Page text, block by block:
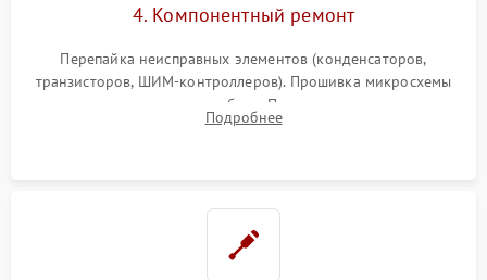
4. Компонентный ремонт
Перепайка неисправных элементов (конденсаторов,
транзисторов, ШИМ-контроллеров). Прошивка микросхемы
памяти при программных сбоях. При поломке подсветки —
разборка матрицы и замена выгоревших светодиодов.
Подробнее